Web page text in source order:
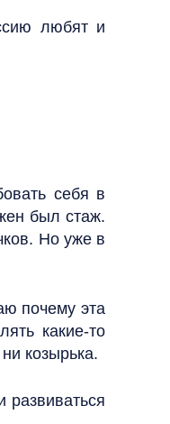
любят и
себя в
был стаж.
Но уже в
почему эта
какие-то
козырька.
развиваться